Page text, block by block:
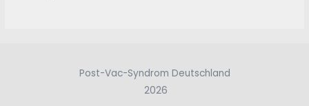
Post-Vac-Syndrom Deutschland
2026